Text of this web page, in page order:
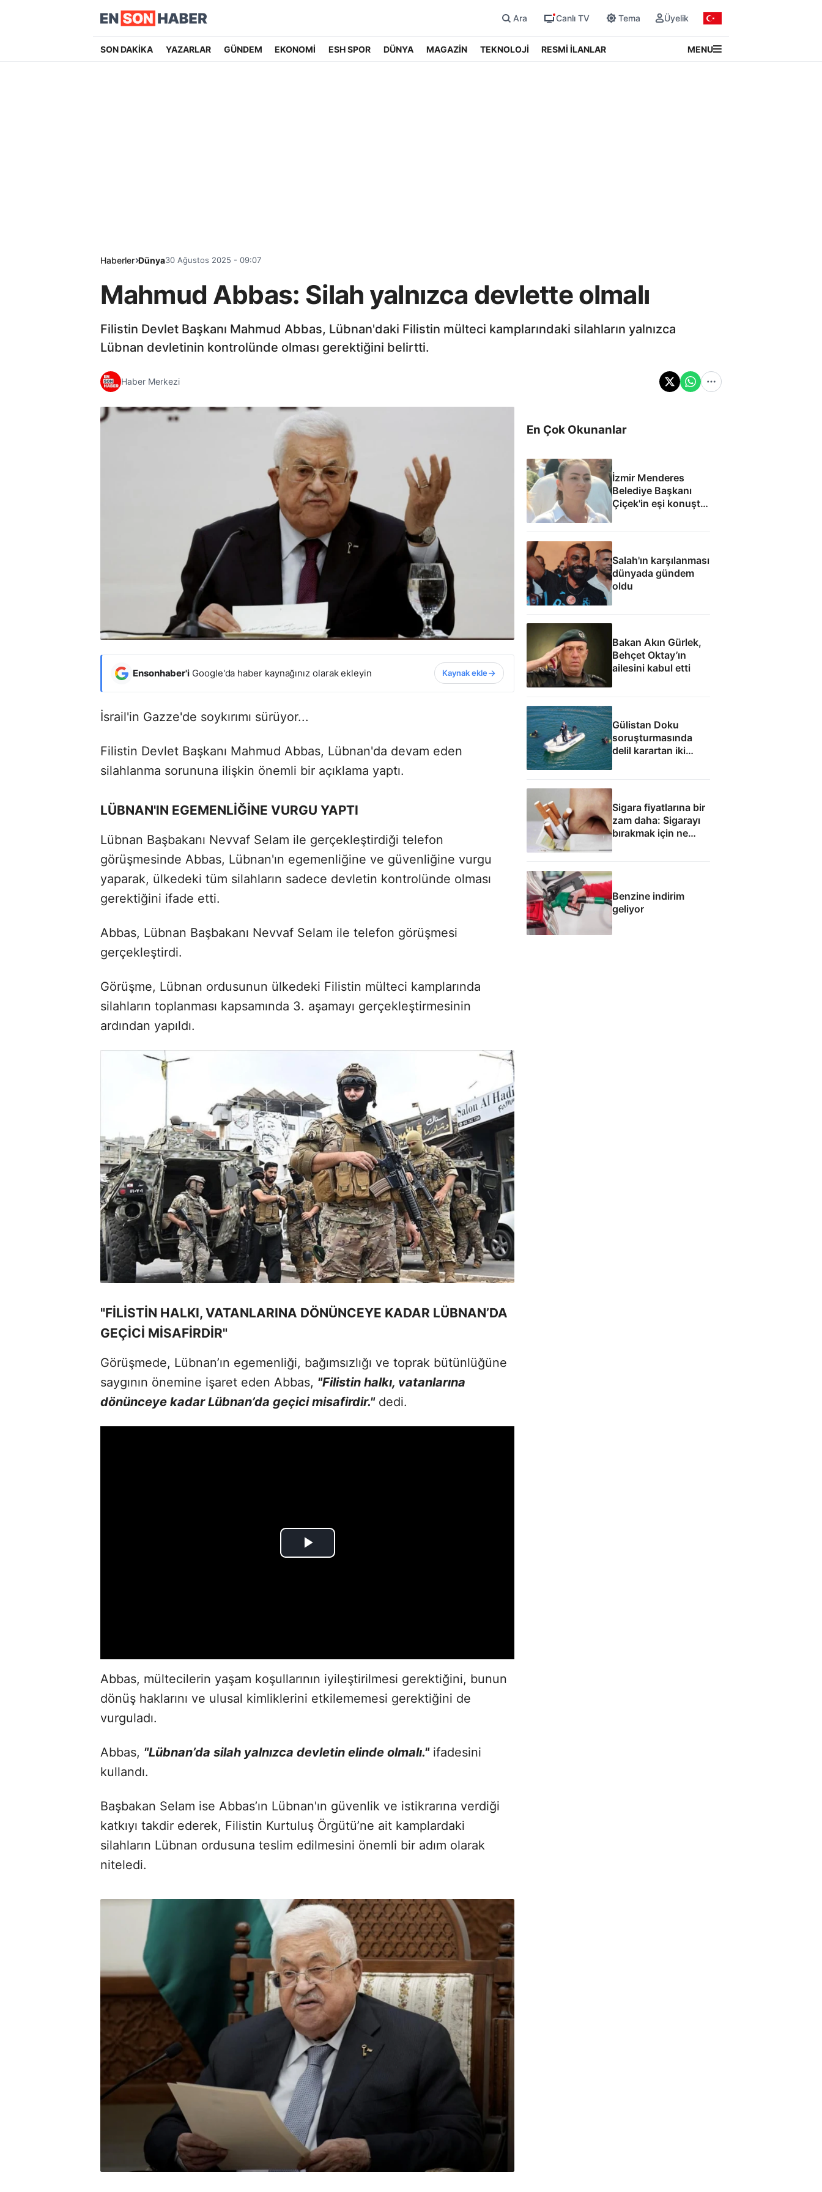
Ara Canlı TV Tema Üyelik
SON DAKİKA YAZARLAR GÜNDEM EKONOMİ ESH SPOR DÜNYA MAGAZİN TEKNOLOJİ RESMİ İLANLAR MENU
Haberler Dünya30 Ağustos 2025 - 09:07
Mahmud Abbas: Silah yalnızca devlette olmalı
Filistin Devlet Başkanı Mahmud Abbas, Lübnan'daki Filistin mülteci kamplarındaki silahların yalnızca
Lübnan devletinin kontrolünde olması gerektiğini belirtti.
Haber Merkezi
Ensonhaber'i Google'da haber kaynağınız olarak ekleyin Kaynak ekle
İsrail'in Gazze'de soykırımı sürüyor...
Filistin Devlet Başkanı Mahmud Abbas, Lübnan'da devam eden
silahlanma sorununa ilişkin önemli bir açıklama yaptı.
LÜBNAN'IN EGEMENLİĞİNE VURGU YAPTI
Lübnan Başbakanı Nevvaf Selam ile gerçekleştirdiği telefon
görüşmesinde Abbas, Lübnan'ın egemenliğine ve güvenliğine vurgu
yaparak, ülkedeki tüm silahların sadece devletin kontrolünde olması
gerektiğini ifade etti.
Abbas, Lübnan Başbakanı Nevvaf Selam ile telefon görüşmesi
gerçekleştirdi.
Görüşme, Lübnan ordusunun ülkedeki Filistin mülteci kamplarında
silahların toplanması kapsamında 3. aşamayı gerçekleştirmesinin
ardından yapıldı.
"FİLİSTİN HALKI, VATANLARINA DÖNÜNCEYE KADAR LÜBNAN’DA
GEÇİCİ MİSAFİRDİR"
Görüşmede, Lübnan’ın egemenliği, bağımsızlığı ve toprak bütünlüğüne
saygının önemine işaret eden Abbas, "Filistin halkı, vatanlarına
dönünceye kadar Lübnan’da geçici misafirdir."dedi.
Abbas, mültecilerin yaşam koşullarının iyileştirilmesi gerektiğini, bunun
dönüş haklarını ve ulusal kimliklerini etkilememesi gerektiğini de
vurguladı.
Abbas, "Lübnan’da silah yalnızca devletin elinde olmalı."ifadesini
kullandı.
Başbakan Selam ise Abbas’ın Lübnan'ın güvenlik ve istikrarına verdiği
katkıyı takdir ederek, Filistin Kurtuluş Örgütü’ne ait kamplardaki
silahların Lübnan ordusuna teslim edilmesini önemli bir adım olarak
niteledi.
En Çok Okunanlar
İzmir Menderes
Belediye Başkanı
Çiçek'in eşi konuştu:
Salah'ın karşılanması
dünyada gündem
oldu
Bakan Akın Gürlek,
Behçet Oktay’ın
ailesini kabul etti
Gülistan Doku
soruşturmasında
delil karartan iki
Sigara fiyatlarına bir
zam daha: Sigarayı
bırakmak için ne
Benzine indirim
geliyor